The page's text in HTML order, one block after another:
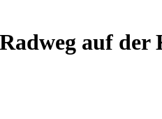
auf der